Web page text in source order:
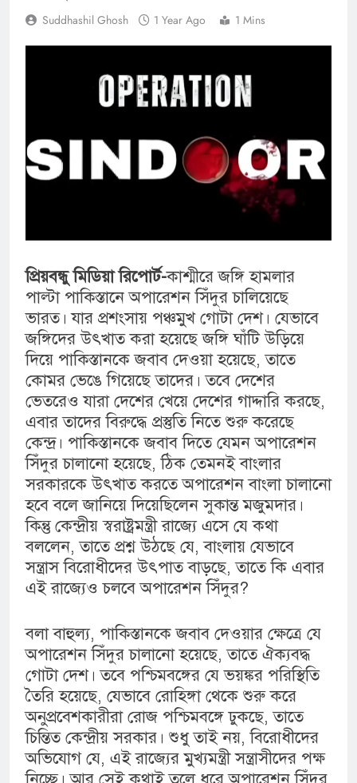
Suddhashil Ghosh 1 Year Ago 1 Mins
প্রিয়বন্ধু মিডিয়া রিপোর্ট-কাশ্মীরে জঙ্গি হামলার
পাল্টা পাকিস্তানে অপারেশন সিঁদুর চালিয়েছে
ভারত। যার প্রশংসায় পঞ্চমুখ গোটা দেশ। যেভাবে
জঙ্গিদের উৎখাত করা হয়েছে জঙ্গি ঘাঁটি উড়িয়ে
দিয়ে পাকিস্তানকে জবাব দেওয়া হয়েছে, তাতে
কোমর ভেঙে গিয়েছে তাদের। তবে দেশের
ভেতরেও যারা দেশের খেয়ে দেশের গাদ্দারি করছে,
এবার তাদের বিরুদ্ধে প্রস্তুতি নিতে শুরু করেছে
কেন্দ্র। পাকিস্তানকে জবাব দিতে যেমন অপারেশন
সিঁদুর চালানো হয়েছে, ঠিক তেমনই বাংলার
সরকারকে উৎখাত করতে অপারেশন বাংলা চালানো
হবে বলে জানিয়ে দিয়েছিলেন সুকান্ত মজুমদার।
কিন্তু কেন্দ্রীয় স্বরাষ্ট্রমন্ত্রী রাজ্যে এসে যে কথা
বললেন, তাতে প্রশ্ন উঠছে যে, বাংলায় যেভাবে
সন্ত্রাস বিরোধীদের উৎপাত বাড়ছে, তাতে কি এবার
এই রাজ্যেও চলবে অপারেশন সিঁদুর?
বলা বাহুল্য, পাকিস্তানকে জবাব দেওয়ার ক্ষেত্রে যে
অপারেশন সিঁদুর চালানো হয়েছে, তাতে ঐক্যবদ্ধ
গোটা দেশ। তবে পশ্চিমবঙ্গের যে ভয়ঙ্কর পরিস্থিতি
তৈরি হয়েছে, যেভাবে রোহিঙ্গা থেকে শুরু করে
অনুপ্রবেশকারীরা রোজ পশ্চিমবঙ্গে ঢুকছে, তাতে
চিন্তিত কেন্দ্রীয় সরকার। শুধু তাই নয়, বিরোধীদের
অভিযোগ যে, এই রাজ্যের মুখ্যমন্ত্রী সন্ত্রাসীদের পক্ষ